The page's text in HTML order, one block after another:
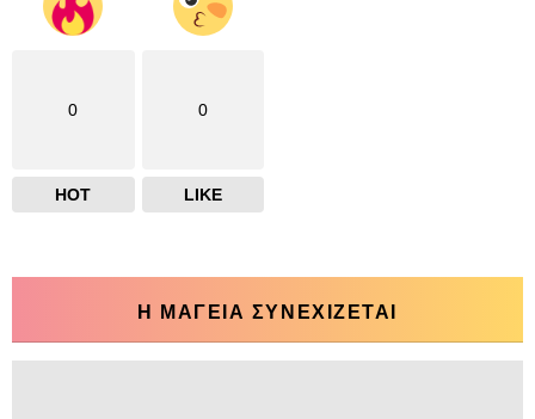
0
HOT
0
LIKE
Η ΜΑΓΕΙΑ ΣΥΝΕΧΙΖΕΤΑΙ